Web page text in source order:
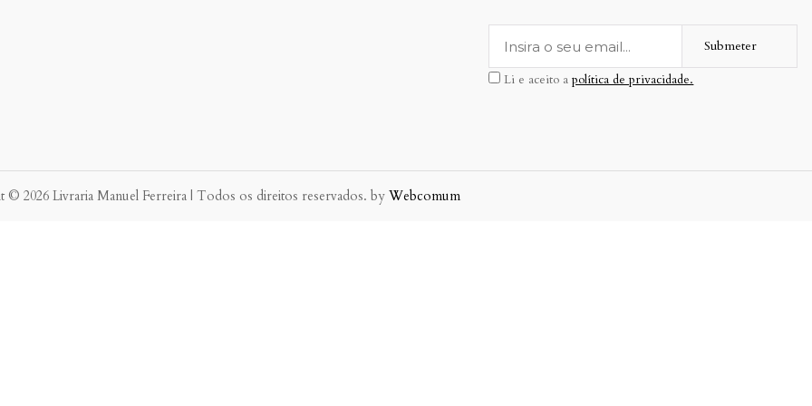
Submeter
Li e aceito apolítica de privacidade.
© 2026 Livraria Manuel Ferreira | Todos os direitos reservados. by Webcomum